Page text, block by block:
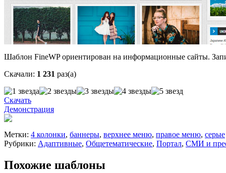
Шаблон FineWP ориентирован на информационные сайты.
Скачали: 1 231 раз(а)
Скачать
Демонстрация
Метки: 4 колонки, баннеры, верхнее меню, правое меню, серые
Рубрики: Адаптивные, Общетематические, Портал, СМИ и
Похожие шаблоны